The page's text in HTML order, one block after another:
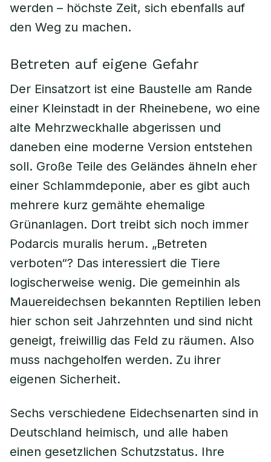
werden – höchste Zeit, sich ebenfalls auf
den Weg zu machen.
Betreten auf eigene Gefahr
Der Einsatzort ist eine Baustelle am Rande
einer Kleinstadt in der Rheinebene, wo eine
alte Mehrzweckhalle abgerissen und
daneben eine moderne Version entstehen
soll. Große Teile des Geländes ähneln eher
einer Schlammdeponie, aber es gibt auch
mehrere kurz gemähte ehemalige
Grünanlagen. Dort treibt sich noch immer
Podarcis muralis herum. „Betreten
verboten“? Das interessiert die Tiere
logischerweise wenig. Die gemeinhin als
Mauereidechsen bekannten Reptilien leben
hier schon seit Jahrzehnten und sind nicht
geneigt, freiwillig das Feld zu räumen. Also
muss nachgeholfen werden. Zu ihrer
eigenen Sicherheit.
Sechs verschiedene Eidechsenarten sind in
Deutschland heimisch, und alle haben
einen gesetzlichen Schutzstatus. Ihre